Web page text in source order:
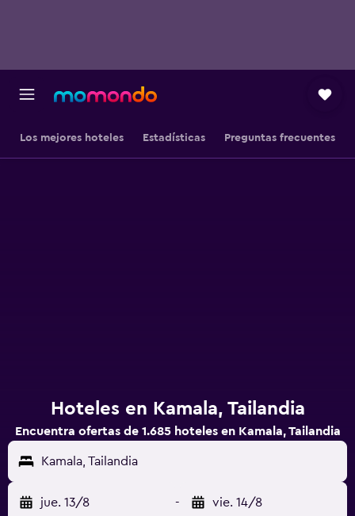
Los mejores hoteles Estadísticas Preguntas frecuentes
Hoteles en Kamala, Tailandia
Encuentra ofertas de 1.685 hoteles en Kamala, Tailandia
Kamala, Tailandia
jue. 13/8 - vie. 14/8